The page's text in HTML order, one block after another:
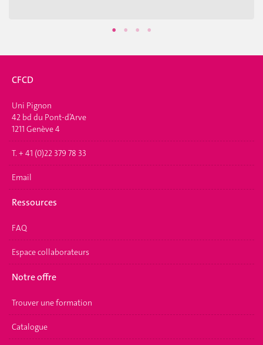
CFCD
Uni Pignon
42 bd du Pont-d’Arve
1211 Genève 4
T. + 41 (0)22 379 78 33
Email
Ressources
FAQ
Espace collaborateurs
Notre offre
Trouver une formation
Catalogue